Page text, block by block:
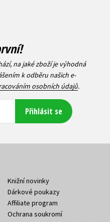
na jaké zboží je výhodná
k odběru našich e-
osobních údajů.
Přihlásit se
Knižní novinky
Dárkové poukazy
Affiliate program
Ochrana soukromí